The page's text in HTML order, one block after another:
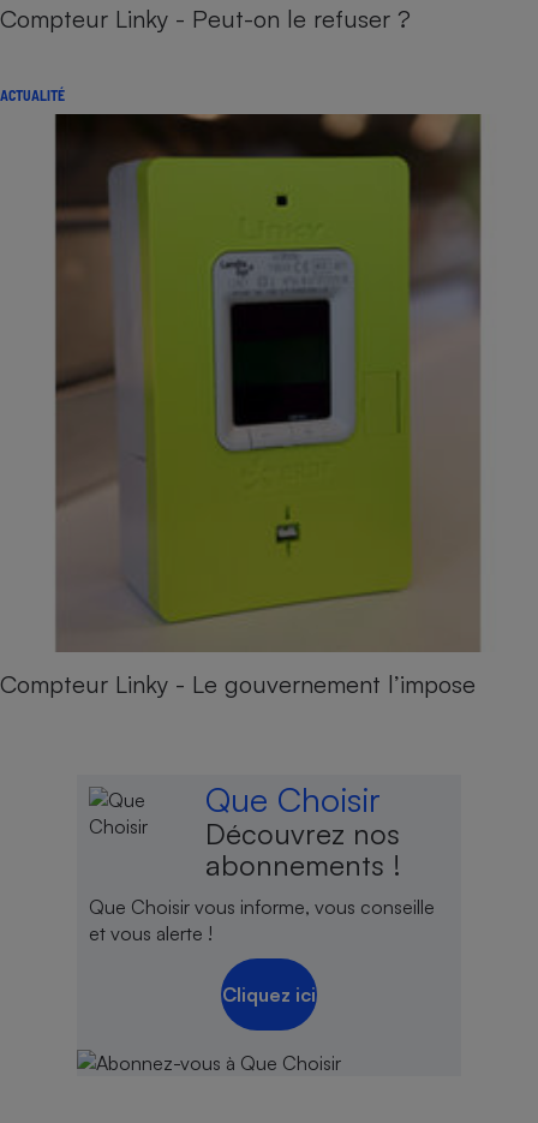
Compteur Linky - Peut-on le refuser ?
ACTUALITÉ
Compteur Linky - Le gouvernement l’impose
Que Choisir
Découvrez nos
abonnements !
Que Choisir vous informe, vous conseille
et vous alerte !
Cliquez ici